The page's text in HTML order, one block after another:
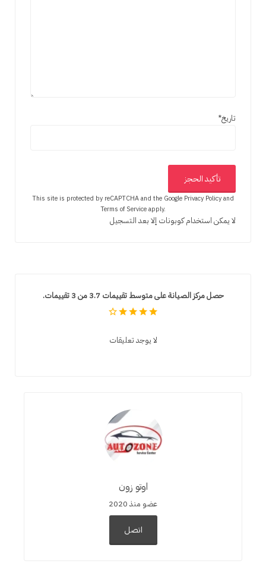
تاريخ*
This site is protected by reCAPTCHA and the Google Privacy Policyand
Terms of Serviceapply.
لا يمكن استخدام كوبونات إلا بعد التسجيل
حصل مركز الصيانة على متوسط تقييمات 3.7 من 3 تقييمات.
لا يوجد تعليقات
اوتو زون
عضو منذ 2020
اتصل